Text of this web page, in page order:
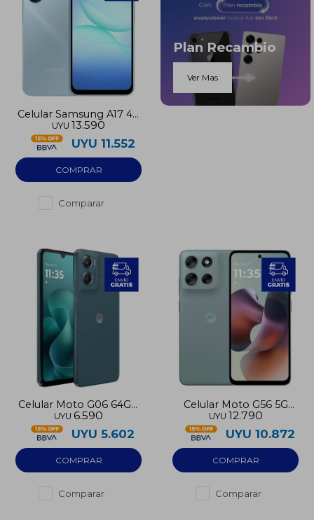
Celular Samsung A17 4G
256GB 8GB RAM
UYU 13.590
UYU 11.552
Comparar
Plan Recambio
Ver Mas
Celular Moto G06 64GB
4G
UYU 6.590
UYU 5.602
Comparar
Celular Moto G56 5G
256GB 8GB RAM
UYU 12.790
UYU 10.872
Comparar